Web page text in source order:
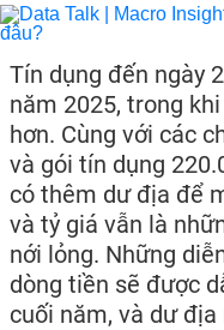
Tín dụng đến ngày
năm 2025, trong
hơn. Cùng với các
và gói tín dụng
có thêm dư địa để
và tỷ giá vẫn là
nới lỏng. Những
dòng tiền sẽ được
cuối năm, và dư